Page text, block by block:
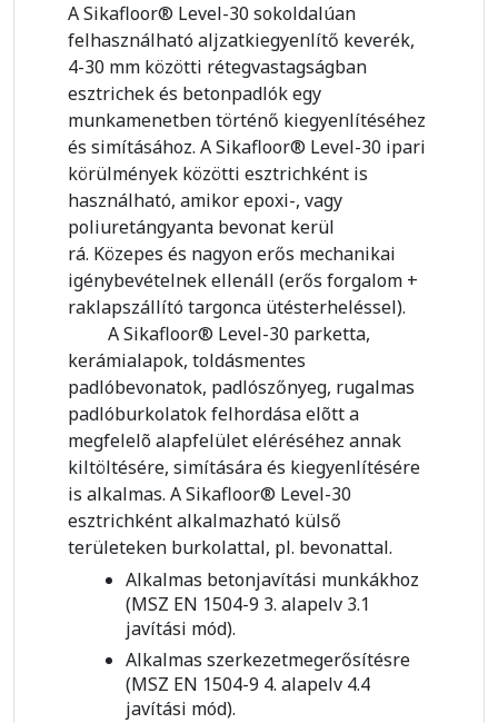
A Sikafloor® Level-30 sokoldalúan
felhasználható aljzatkiegyenlítő keverék,
4-30 mm közötti rétegvastagságban
esztrichek és betonpadlók egy
munkamenetben történő kiegyenlítéséhez
és simításához. A Sikafloor® Level-30 ipari
körülmények közötti esztrichként is
használható, amikor epoxi-, vagy
poliuretángyanta bevonat kerül
rá. Közepes és nagyon erős mechanikai
igénybevételnek ellenáll (erős forgalom +
raklapszállító targonca ütésterheléssel).
A Sikafloor® Level-30 parketta,
kerámialapok, toldásmentes
padlóbevonatok, padlószőnyeg, rugalmas
padlóburkolatok felhordása elõtt a
megfelelõ alapfelület eléréséhez annak
kiltöltésére, simítására és kiegyenlítésére
is alkalmas. A Sikafloor® Level-30
esztrichként alkalmazható külső
területeken burkolattal, pl. bevonattal.
Alkalmas betonjavítási munkákhoz
(MSZ EN 1504-9 3. alapelv 3.1
javítási mód).
Alkalmas szerkezetmegerősítésre
(MSZ EN 1504-9 4. alapelv 4.4
javítási mód).